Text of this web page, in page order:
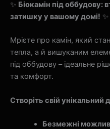
✨ Біокамін під оббудову:
затишку у вашому домі! ✨
Мрієте про камін, який
тепла, а й вишуканим
під оббудову – ідеальне
та комфорт.
Створіть свій унікальний
Безмежні